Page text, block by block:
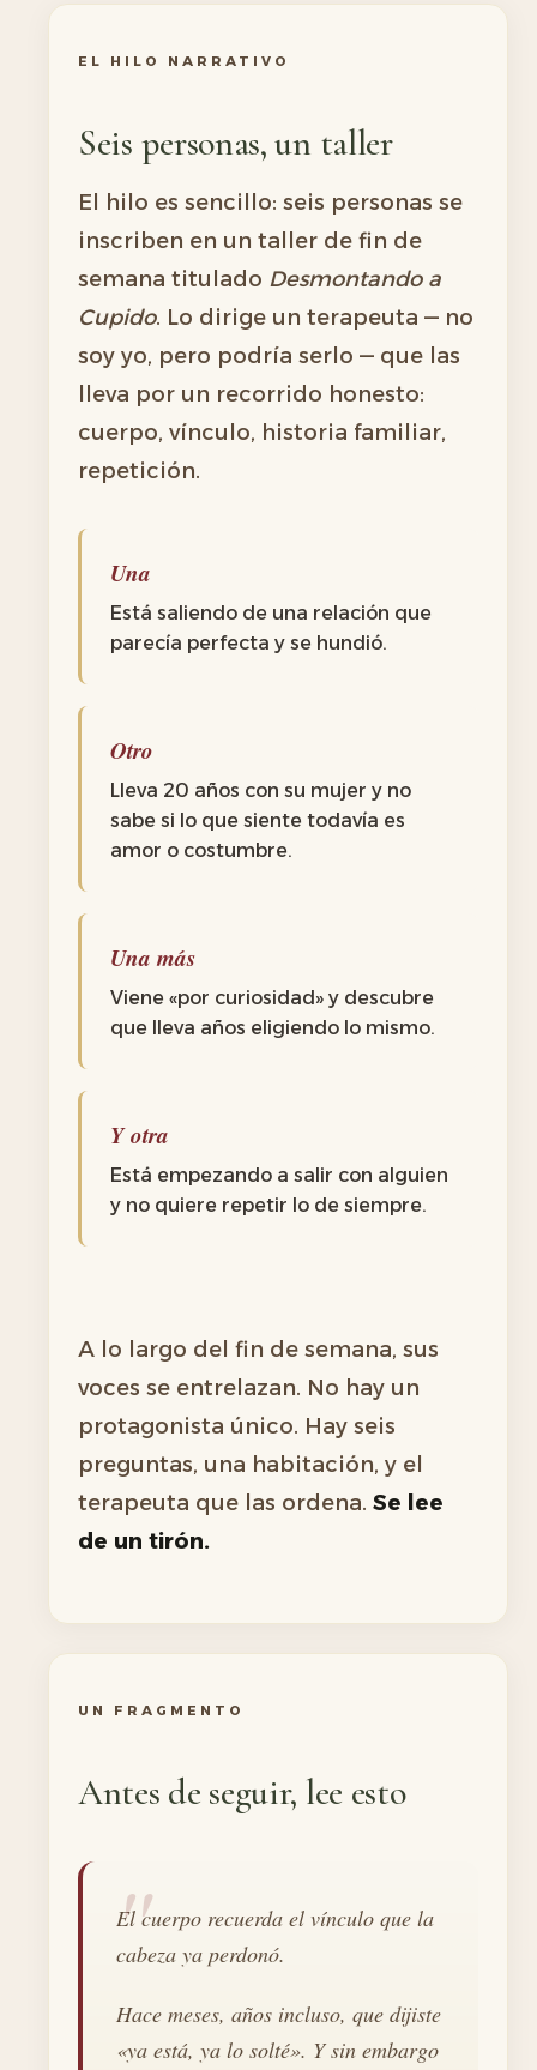
EL HILO NARRATIVO
Seis personas, un taller
El hilo es sencillo: seis personas se
inscriben en un taller de fin de
semana titulado Desmontando a
Cupido. Lo dirige un terapeuta — no
soy yo, pero podría serlo — que las
lleva por un recorrido honesto:
cuerpo, vínculo, historia familiar,
repetición.
Una
Está saliendo de una relación que
parecía perfecta y se hundió.
Otro
Lleva 20 años con su mujer y no
sabe si lo que siente todavía es
amor o costumbre.
Una más
Viene «por curiosidad» y descubre
que lleva años eligiendo lo mismo.
Y otra
Está empezando a salir con alguien
y no quiere repetir lo de siempre.
A lo largo del fin de semana, sus
voces se entrelazan. No hay un
protagonista único. Hay seis
preguntas, una habitación, y el
terapeuta que las ordena. Se lee
de un tirón.
UN FRAGMENTO
Antes de seguir, lee esto
El cuerpo recuerda el vínculo que la
cabeza ya perdonó.
Hace meses, años incluso, que dijiste
«ya está, ya lo solté». Y sin embargo